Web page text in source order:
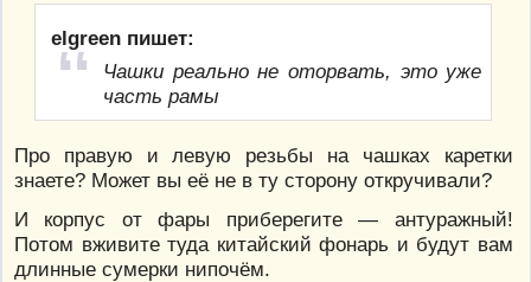
elgreen пишет:
Чашки реально не оторвать, это уже
часть рамы
Про правую и левую резьбы на чашках каретки
знаете? Может вы её не в ту сторону откручивали?
И корпус от фары приберегите — антуражный!
Потом вживите туда китайский фонарь и будут вам
длинные сумерки нипочём.